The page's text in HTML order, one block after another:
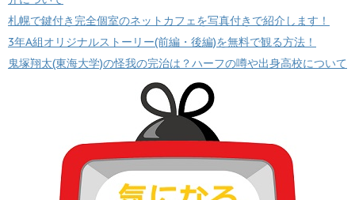
札幌で鍵付き完全個室のネットカフェを写真付きで紹介します！
3年A組オリジナルストーリー(前編・後編)を無料で観る方法！
鬼塚翔太(東海大学)の怪我の完治は？ハーフの噂や出身高校について